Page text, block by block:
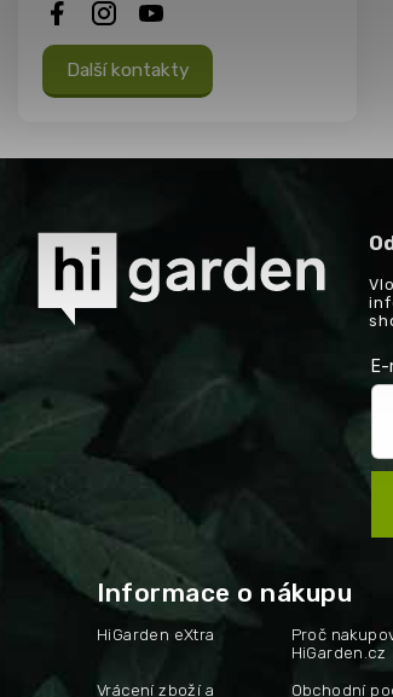
Další kontakty
E-
Informace o nákupu
HiGarden eXtra
Proč
HiGarden.cz
Vrácení zboží a Obchodní